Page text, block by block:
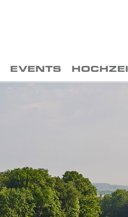
EVENTS